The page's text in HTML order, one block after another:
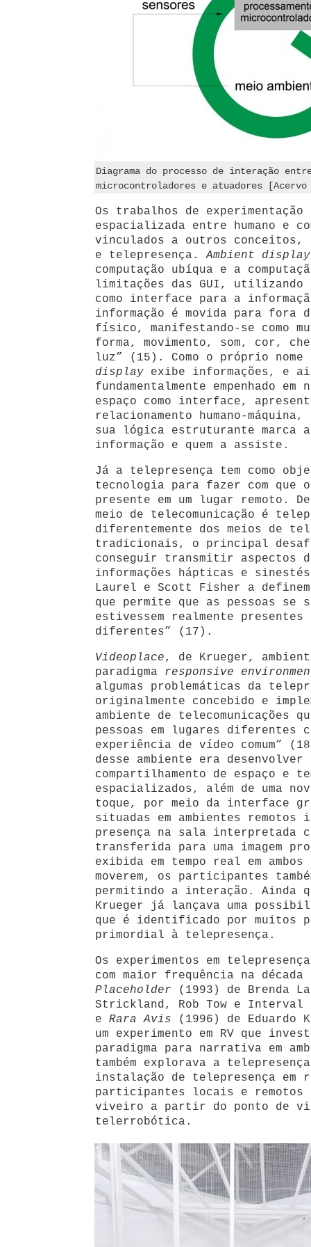
Diagrama do processo de interação
microcontroladores e atuadores
Os trabalhos de experimentação
espacializada entre humano e
vinculados a outros conceitos,
e telepresença.Ambient display
computação ubíqua e a
limitações das GUI, utilizando
como interface para a
informação é movida para fora
físico, manifestando-se como
forma, movimento, som, cor,
luz” (15). Como o próprio
display exibe informações, e
fundamentalmente empenhado
espaço como interface,
relacionamento humano-
sua lógica estruturante marca
informação e quem a assiste.
Já a telepresença tem como
tecnologia para fazer com que
presente em um lugar remoto.
meio de telecomunicação é
diferentemente dos meios de
tradicionais, o principal
conseguir transmitir aspectos
informações hápticas e
Laurel e Scott Fisher a
que permite que as pessoas se
estivessem realmente presentes
diferentes” (17).
Videoplace, de Krueger,
paradigma responsive
algumas problemáticas da
originalmente concebido e
ambiente de telecomunicações
pessoas em lugares diferentes
experiência de vídeo comum”
desse ambiente era desenvolver
compartilhamento de espaço e
espacializados, além de uma
toque, por meio da interface
situadas em ambientes remotos
presença na sala interpretada
transferida para uma imagem
exibida em tempo real em ambos
moverem, os participantes
permitindo a interação. Ainda
Krueger já lançava uma
que é identificado por muitos
primordial à telepresença.
Os experimentos em
com maior frequência na década
Placeholder (1993) de Brenda
Strickland, Rob Tow e Interval
e Rara Avis (1996) de Eduardo
um experimento em RV que
paradigma para narrativa em
também explorava a
instalação de telepresença em
participantes locais e remotos
viveiro a partir do ponto de
telerrobótica.